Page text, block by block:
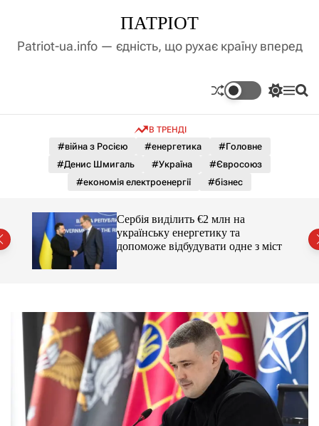
д
у
ПАТРІОТ
Patriot-ua.info — єдність, що рухає країну вперед
П
м
к
о
г
р
е
ж
и
м
у
М П
В ТРЕНДІ
#війна з Росією #енергетика
#Головне
#Денис Шмигаль
#Україна
#Євросоюз
#економія електроенергії
#бізнес
Сербія виділить €2 млн на
українську енергетику та
допоможе відбудувати одне з міст